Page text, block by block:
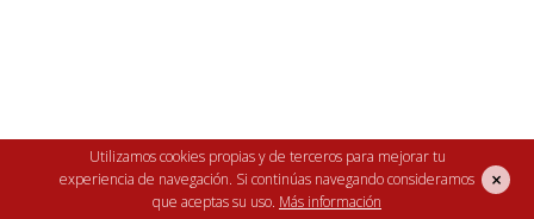
Utilizamos cookies propias y de terceros para mejorar tu
experiencia de navegación. Si continúas navegando consideramos
que aceptas su uso. Más información
×
Equipamiento de serie.
Capaciad 190 incubación+150 nacimiento